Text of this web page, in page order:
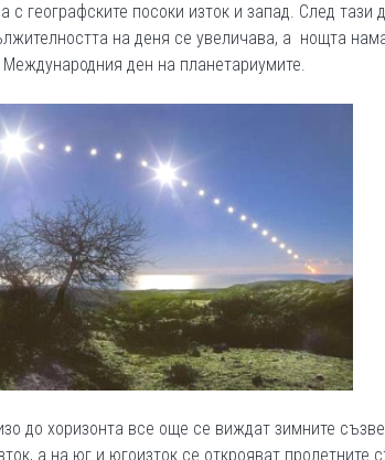
географските посоки изток и запад. След тази
на деня се увеличава, а нощта
ден на планетариумите.
до хоризонта все още се виждат зимните
а на юг и югоизток се открояват пролетните